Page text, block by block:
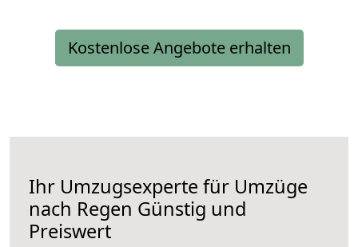
Kostenlose Angebote erhalten
Ihr Umzugsexperte für Umzüge
nach Regen Günstig und
Preiswert